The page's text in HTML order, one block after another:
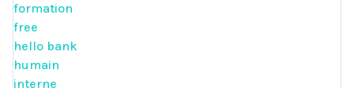
formation
free
hello bank
humain
interne